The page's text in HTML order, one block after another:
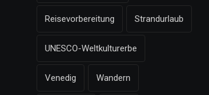
Reisevorbereitung Strandurlaub
UNESCO-Weltkulturerbe
Venedig Wandern